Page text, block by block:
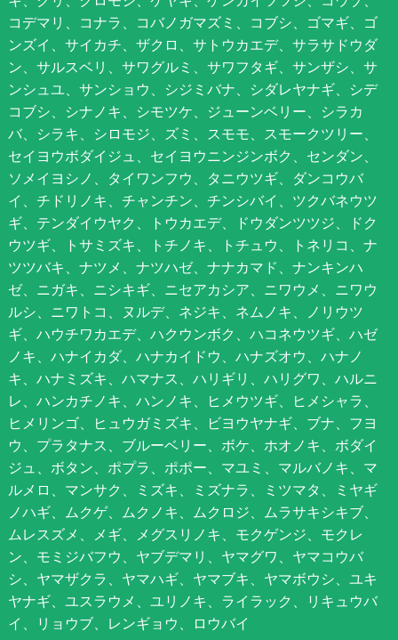
コデマリ、コナラ、コバノガマズミ、コブシ、ゴマギ、ゴ
ンズイ、サイカチ、ザクロ、サトウカエデ、サラサドウダ
ン、サルスベリ、サワグルミ、サワフタギ、サンザシ、サ
ンシュユ、サンショウ、シジミバナ、シダレヤナギ、シデ
コブシ、シナノキ、シモツケ、ジューンベリー、シラカ
バ、シラキ、シロモジ、ズミ、スモモ、スモークツリー、
セイヨウボダイジュ、セイヨウニンジンボク、センダン、
ソメイヨシノ、タイワンフウ、タニウツギ、ダンコウバ
イ、チドリノキ、チャンチン、チンシバイ、ツクバネウツ
ギ、テンダイウヤク、トウカエデ、ドウダンツツジ、ドク
ウツギ、トサミズキ、トチノキ、トチュウ、トネリコ、ナ
ツツバキ、ナツメ、ナツハゼ、ナナカマド、ナンキンハ
ゼ、ニガキ、ニシキギ、ニセアカシア、ニワウメ、ニワウ
ルシ、ニワトコ、ヌルデ、ネジキ、ネムノキ、ノリウツ
ギ、ハウチワカエデ、ハクウンボク、ハコネウツギ、ハゼ
ノキ、ハナイカダ、ハナカイドウ、ハナズオウ、ハナノ
キ、ハナミズキ、ハマナス、ハリギリ、ハリグワ、ハルニ
レ、ハンカチノキ、ハンノキ、ヒメウツギ、ヒメシャラ、
ヒメリンゴ、ヒュウガミズキ、ビヨウヤナギ、ブナ、フヨ
ウ、プラタナス、ブルーベリー、ボケ、ホオノキ、ボダイ
ジュ、ボタン、ポプラ、ポポー、マユミ、マルバノキ、マ
ルメロ、マンサク、ミズキ、ミズナラ、ミツマタ、ミヤギ
ノハギ、ムクゲ、ムクノキ、ムクロジ、ムラサキシキブ、
ムレスズメ、メギ、メグスリノキ、モクゲンジ、モクレ
ン、モミジバフウ、ヤブデマリ、ヤマグワ、ヤマコウバ
シ、ヤマザクラ、ヤマハギ、ヤマブキ、ヤマボウシ、ユキ
ヤナギ、ユスラウメ、ユリノキ、ライラック、リキュウバ
イ、リョウブ、レンギョウ、ロウバイ